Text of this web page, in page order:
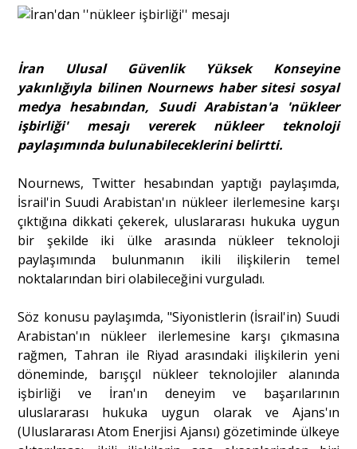
Ekonomi
Dünya
Yorum - Analiz
Söyleşi
Portre
Yazarlar
İran Ulusal Güvenlik Yüksek Konseyine
yakınlığıyla bilinen Nournews haber sitesi sosyal
medya hesabından, Suudi Arabistan'a 'nükleer
işbirliği' mesajı vererek nükleer teknoloji
paylaşımında bulunabileceklerini belirtti.
Nournews, Twitter hesabından yaptığı paylaşımda,
İsrail'in Suudi Arabistan'ın nükleer ilerlemesine karşı
çıktığına dikkati çekerek, uluslararası hukuka uygun
bir şekilde iki ülke arasında nükleer teknoloji
paylaşımında bulunmanın ikili ilişkilerin temel
noktalarından biri olabileceğini vurguladı.
Söz konusu paylaşımda, "Siyonistlerin (İsrail'in) Suudi
Arabistan'ın nükleer ilerlemesine karşı çıkmasına
rağmen, Tahran ile Riyad arasındaki ilişkilerin yeni
döneminde, barışçıl nükleer teknolojiler alanında
işbirliği ve İran'ın deneyim ve başarılarının
uluslararası hukuka uygun olarak ve Ajans'ın
(Uluslararası Atom Enerjisi Ajansı) gözetiminde ülkeye